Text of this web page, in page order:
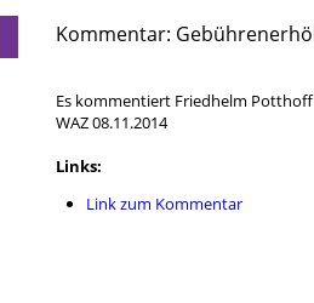
Kommentar:
Es kommentiert Friedhelm Potthoff
WAZ 08.11.2014
Links:
Link zum Kommentar